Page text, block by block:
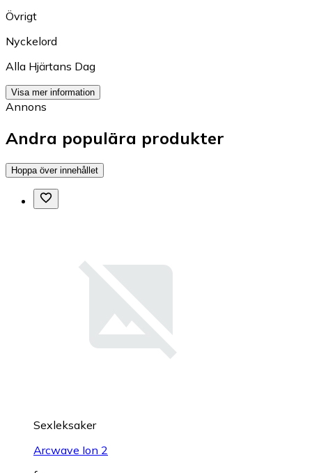
Övrigt
Nyckelord
Alla Hjärtans Dag
Visa mer information
Annons
Andra populära produkter
Hoppa över innehållet
Sexleksaker
Arcwave Ion 2